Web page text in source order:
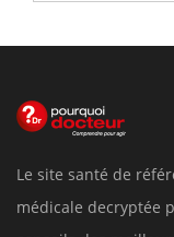
Le site santé de
médicale decryptée